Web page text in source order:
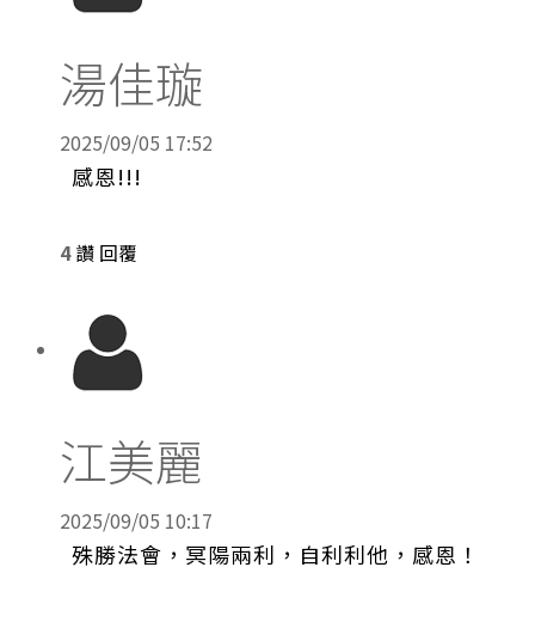
湯佳璇
2025/09/05 17:52
感恩!!!
4 讚 回覆
江美麗
2025/09/05 10:17
殊勝法會，冥陽兩利，自利利他，感恩！